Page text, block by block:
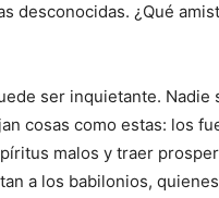
desconocidas. ¿Qué
ser inquietante. Nadie
cosas como estas: los
malos y traer
a los babilonios,